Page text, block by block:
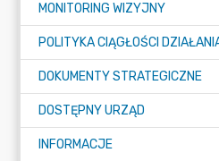
MONITORING WIZYJNY
DOKUMENTY STRATEGICZNE
DOSTĘPNY URZĄD
INFORMACJE